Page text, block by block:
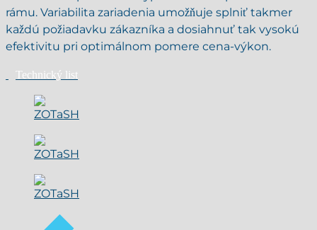
rámu. Variabilita zariadenia umožňuje splniť takmer
každú požiadavku zákazníka a dosiahnuť tak vysokú
efektivitu pri optimálnom pomere cena-výkon.
Technický list